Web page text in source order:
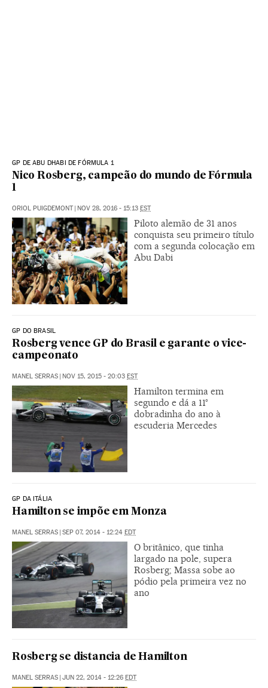
GP DE ABU DHABI DE FÓRMULA 1
Nico Rosberg, campeão do mundo de Fórmula
1
ORIOL PUIGDEMONT | NOV 28, 2016 - 15:13 EST
Piloto alemão de 31 anos
conquista seu primeiro título
com a segunda colocação em
Abu Dabi
GP DO BRASIL
Rosberg vence GP do Brasil e garante o vice-
campeonato
MANEL SERRAS | NOV 15, 2015 - 20:03 EST
Hamilton termina em
segundo e dá a 11°
dobradinha do ano à
escuderia Mercedes
GP DA ITÁLIA
Hamilton se impõe em Monza
MANEL SERRAS | SEP 07, 2014 - 12:24 EDT
O britânico, que tinha
largado na pole, supera
Rosberg; Massa sobe ao
pódio pela primeira vez no
ano
Rosberg se distancia de Hamilton
MANEL SERRAS | JUN 22, 2014 - 12:26 EDT